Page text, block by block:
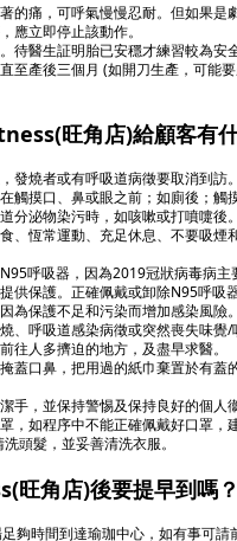
的痛，可呼氣慢慢忍耐。但如果是
應立即停止該動作。
待醫生証明胎已安穩才練習較為安
至產後三個月 (如開刀生產，可能
旺角店)給顧客有
發燒者或有呼吸道病徵要取消到訪。
觸摸口、鼻或眼之前；如廁後；觸
分泌物染污時，如咳嗽或打噴嚏後。
、恆常運動、充足休息、不要吸煙
呼吸器，因為2019冠狀病毒病主
供保護。正確佩戴或卸除N95呼吸
為保護不足和污染而增加感染風險。
、呼吸道感染病徵或突然喪失味覺
往人多擠迫的地方，及盡早求醫。
蓋口鼻，把用過的紙巾棄置於有蓋
手，並保持警惕及保持良好的個人衞
，如程序中不能正確佩戴好口罩，
頭髮，並妥善清洗衣服。
旺角店)後要提早到嗎？
夠時間到達瑜珈中心，如有事可請